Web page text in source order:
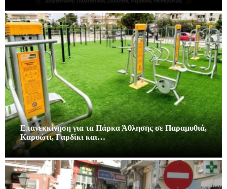
Επανεκκίνηση για τα Πάρκα Άθλησης σε Παραμυθιά,
Καρυώτι, Γαρδίκι και…